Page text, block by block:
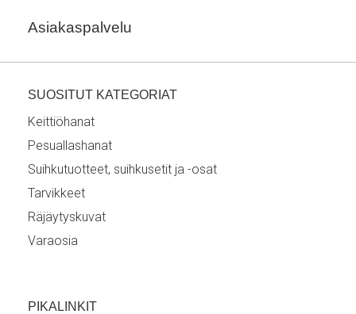
Asiakaspalvelu
SUOSITUT KATEGORIAT
Keittiöhanat
Pesuallashanat
Suihkutuotteet, suihkusetit ja -osat
Tarvikkeet
Räjäytyskuvat
Varaosia
PIKALINKIT